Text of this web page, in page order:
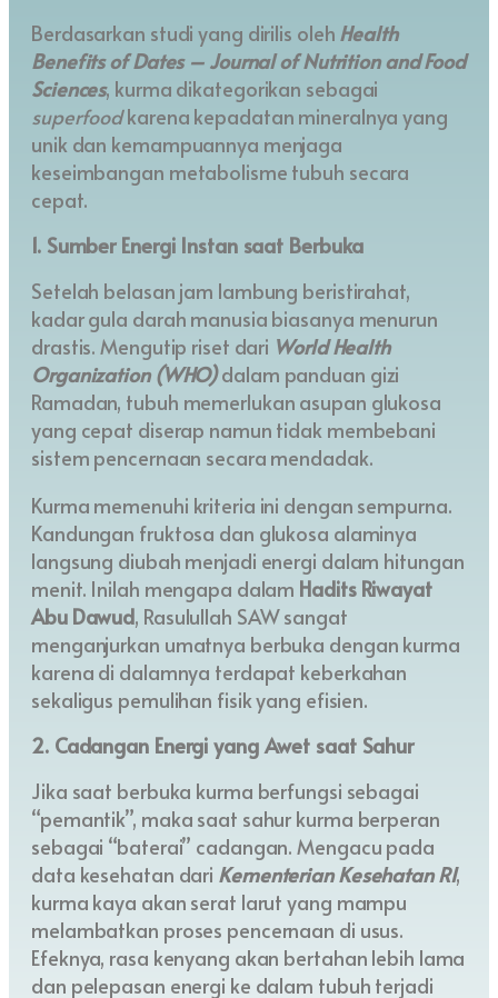
Berdasarkan studi yang dirilis oleh Health
Benefits of Dates – Journal of Nutrition and Food
Sciences, kurma dikategorikan sebagai
superfoodkarena kepadatan mineralnya yang
unik dan kemampuannya menjaga
keseimbangan metabolisme tubuh secara
cepat.
1. Sumber Energi Instan saat Berbuka
Setelah belasan jam lambung beristirahat,
kadar gula darah manusia biasanya menurun
drastis. Mengutip riset dari World Health
Organization (WHO)dalam panduan gizi
Ramadan, tubuh memerlukan asupan glukosa
yang cepat diserap namun tidak membebani
sistem pencernaan secara mendadak.
Kurma memenuhi kriteria ini dengan sempurna.
Kandungan fruktosa dan glukosa alaminya
langsung diubah menjadi energi dalam hitungan
menit. Inilah mengapa dalam Hadits Riwayat
Abu Dawud, Rasulullah SAW sangat
menganjurkan umatnya berbuka dengan kurma
karena di dalamnya terdapat keberkahan
sekaligus pemulihan fisik yang efisien.
2. Cadangan Energi yang Awet saat Sahur
Jika saat berbuka kurma berfungsi sebagai
“pemantik”, maka saat sahur kurma berperan
sebagai “baterai” cadangan. Mengacu pada
data kesehatan dari Kementerian Kesehatan RI,
kurma kaya akan serat larut yang mampu
melambatkan proses pencernaan di usus.
Efeknya, rasa kenyang akan bertahan lebih lama
dan pelepasan energi ke dalam tubuh terjadi